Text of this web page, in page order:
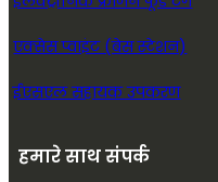
एक्सेस प्वाइंट (बेस स्टेशन)
ईएसएल सहायक उपकरण
हमारे साथ संपर्क